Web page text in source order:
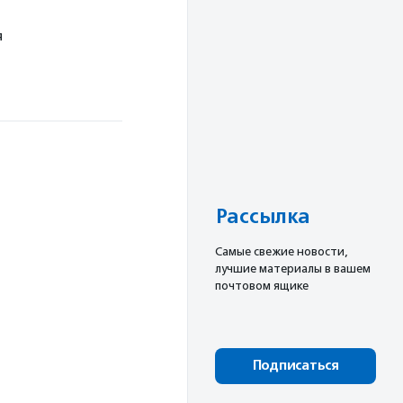
Рассылка
Cамые свежие новости,
лучшие материалы в вашем
почтовом ящике
Подписаться